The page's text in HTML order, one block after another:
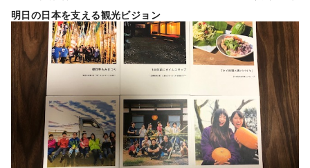
明日の日本を支える観光ビジョン